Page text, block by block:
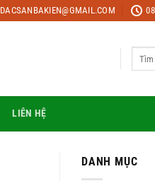
DACSANBAKIEN@GMAIL.COM
LIÊN HỆ
DANH MỤC